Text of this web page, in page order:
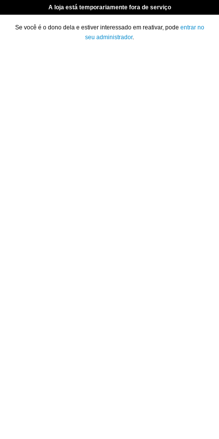
A loja está temporariamente fora de serviço
Se você é o dono dela e estiver interessado em reativar, pode entrar no
seu administrador.